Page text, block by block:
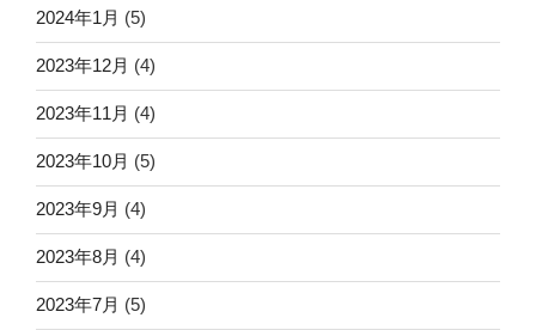
2024年1月 (5)
2023年12月 (4)
2023年11月 (4)
2023年10月 (5)
2023年9月 (4)
2023年8月 (4)
2023年7月 (5)